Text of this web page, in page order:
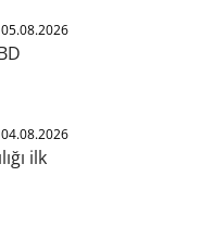
05.08.2026
04.08.2026
ilk